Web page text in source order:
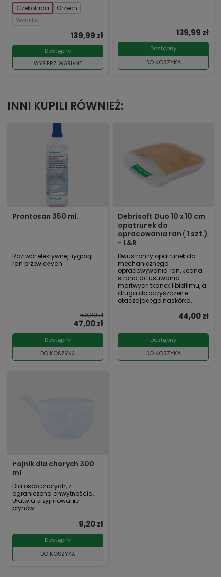
Czekolada
Orzech
Wanilia
Dostępny
WYBIERZ WARIANT
139,99 zł
Dostępny
DO KOSZYKA
139,99 zł
INNI KUPILI RÓWNIEŻ:
Prontosan 350 ml.
Roztwór efektywnej irygacji
ran przewlekłych.
Dostępny
DO KOSZYKA
50,00 zł
47,00 zł
Debrisoft Duo 10 x 10 cm
opatrunek do
opracowania ran ( 1 szt.)
- L&R
Dwustronny opatrunek do
mechanicznego
opracowywania ran. Jedna
strona do usuwania
martwych tkanek i biofilmu, a
druga do oczyszczenie
otaczającego naskórka.
Dostępny
DO KOSZYKA
44,00 zł
Pojnik dla chorych 300
ml
Dla osób chorych, z
ograniczoną chwytnością.
Ułatwia przyjmowanie
płynów.
Dostępny
DO KOSZYKA
9,20 zł